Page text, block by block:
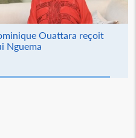
Ouattara reçoit
Nguema